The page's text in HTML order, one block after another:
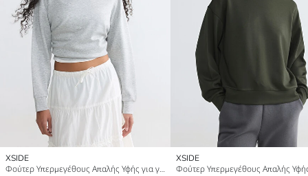
XSIDE
Φούτερ Υπερμεγέθους Απαλής Υφής για γυναίκες
XSIDE